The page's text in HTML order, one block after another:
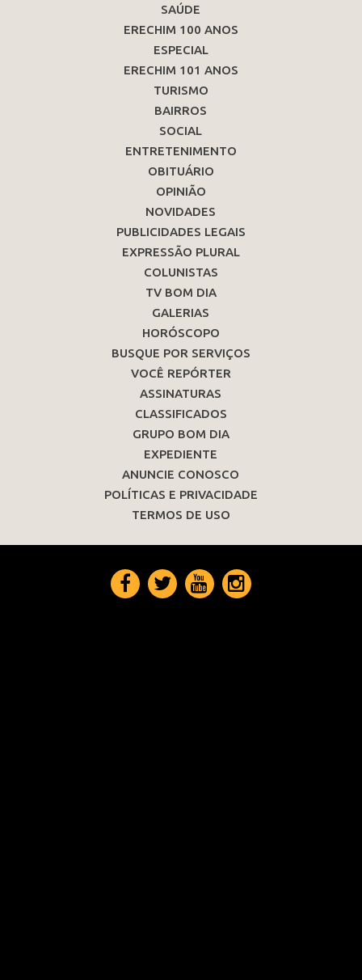
SAÚDE
ERECHIM 100 ANOS
ESPECIAL
ERECHIM 101 ANOS
TURISMO
BAIRROS
SOCIAL
ENTRETENIMENTO
OBITUÁRIO
OPINIÃO
NOVIDADES
PUBLICIDADES LEGAIS
EXPRESSÃO PLURAL
COLUNISTAS
TV BOM DIA
GALERIAS
HORÓSCOPO
BUSQUE POR SERVIÇOS
VOCÊ REPÓRTER
ASSINATURAS
CLASSIFICADOS
GRUPO BOM DIA
EXPEDIENTE
ANUNCIE CONOSCO
POLÍTICAS E PRIVACIDADE
TERMOS DE USO